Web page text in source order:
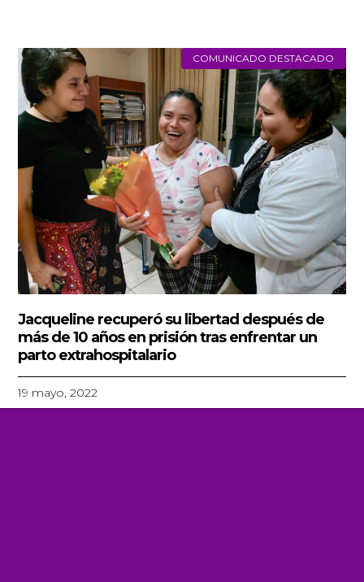
COMUNICADO DESTACADO
Jacqueline recuperó su libertad después de
más de 10 años en prisión tras enfrentar un
parto extrahospitalario
19 mayo, 2022